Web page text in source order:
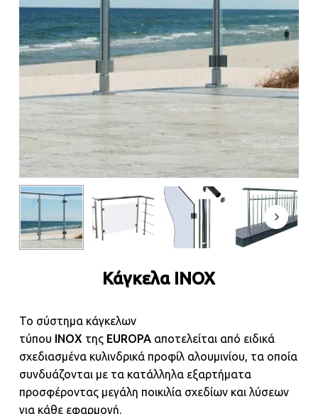
Κάγκελα INOX
Το σύστημα κάγκελων
τύπου INOX της EUROPAαποτελείται από ειδικά
σχεδιασμένα κυλινδρικά προφίλ αλουμινίου, τα οποία
συνδυάζονται με τα κατάλληλα εξαρτήματα
προσφέροντας μεγάλη ποικιλία σχεδίων και λύσεων
για κάθε εφαρμογή.